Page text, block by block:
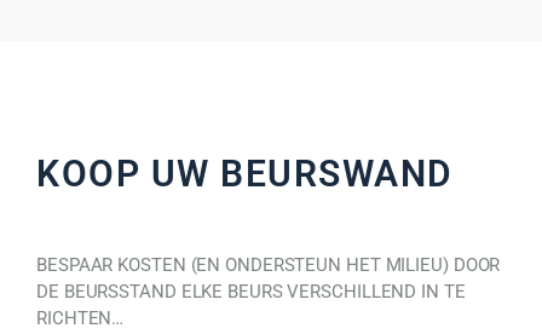
KOOP UW BEURSWAND
BESPAAR KOSTEN (EN ONDERSTEUN HET MILIEU) DOOR
DE BEURSSTAND ELKE BEURS VERSCHILLEND IN TE
RICHTEN…